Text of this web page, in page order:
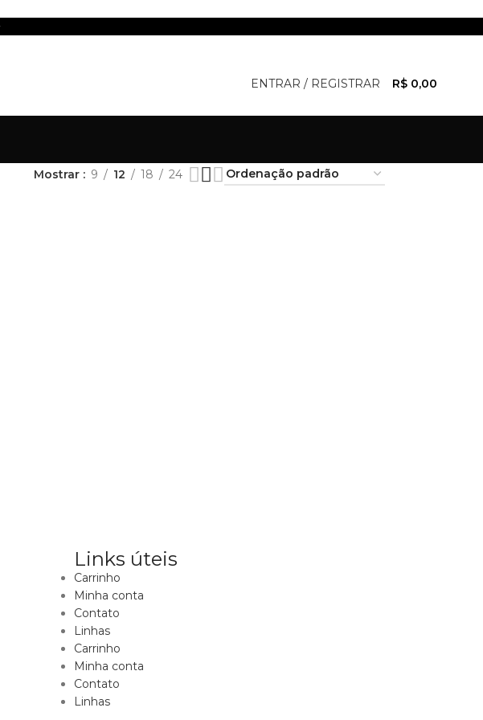
ENTRAR / REGISTRAR R$0,00
Mostrar 9 12 18 24
Links úteis
Carrinho
Minha conta
Contato
Linhas
Carrinho
Minha conta
Contato
Linhas